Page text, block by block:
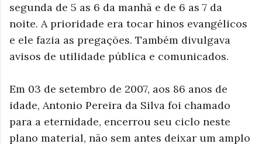
segunda de 5 as 6 da manhã e de 6 as 7 da
noite. A prioridade era tocar hinos evangélicos
e ele fazia as pregações. Também divulgava
avisos de utilidade pública e comunicados.
Em 03 de setembro de 2007, aos 86 anos de
idade, Antonio Pereira da Silva foi chamado
para a eternidade, encerrou seu ciclo neste
plano material, não sem antes deixar um amplo